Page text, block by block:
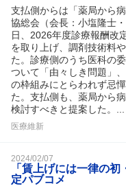
支払側からは「薬局から
協総会（会長：小塩隆士
日、2026年度診療報酬改
を取り上げ、調剤技術料
た。診療側のうち医科の
ついて「由々しき問題」
の枠組みにとらわれず忌
た。支払側も、薬局から
検討すべきと提案した。...
医療維新
2024/02/07
「賃上げには一律の
定パブコメ